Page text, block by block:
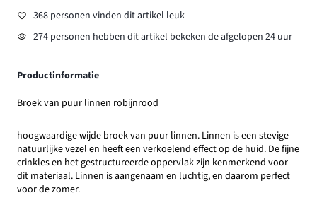
368 personen vinden dit artikel leuk
274 personen hebben dit artikel bekeken de afgelopen 24 uur
Productinformatie
Broek van puur linnen robijnrood
hoogwaardige wijde broek van puur linnen. Linnen is een stevige
natuurlijke vezel en heeft een verkoelend effect op de huid. De fijne
crinkles en het gestructureerde oppervlak zijn kenmerkend voor
dit materiaal. Linnen is aangenaam en luchtig, en daarom perfect
voor de zomer.